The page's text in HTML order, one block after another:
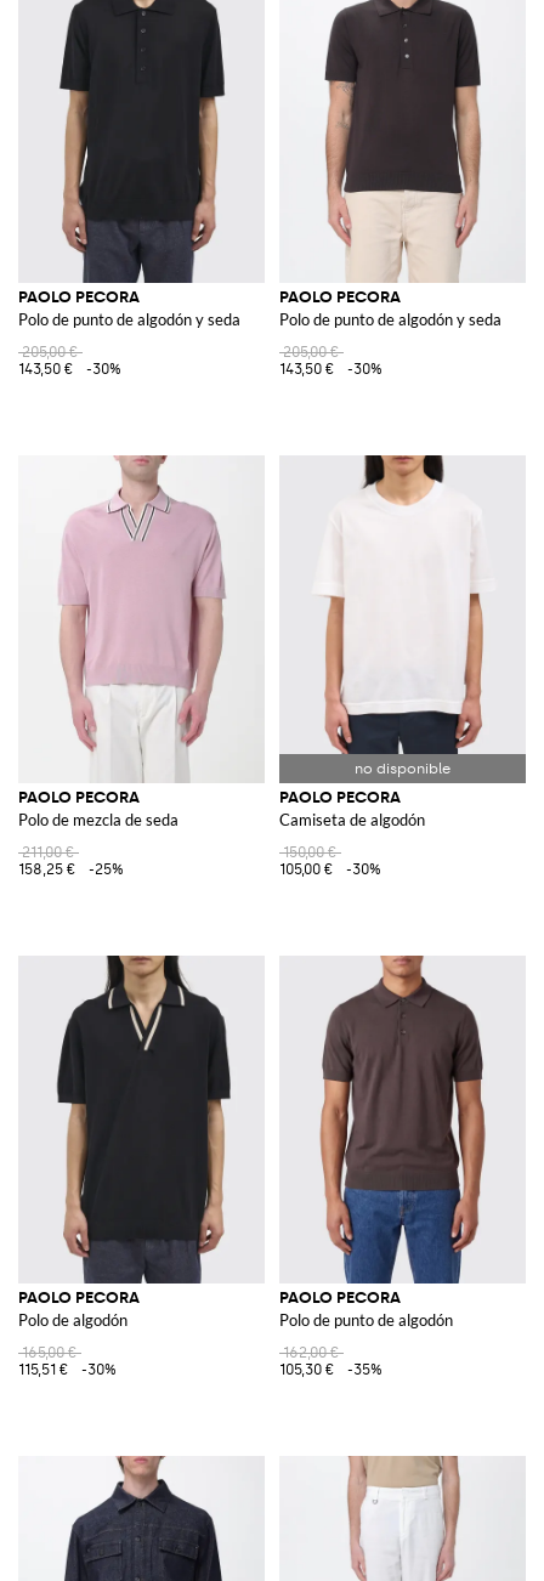
PAOLO PECORA
Polo de punto de algodón y seda
205,00 €
143,50 €
-30%
PAOLO PECORA
Polo de punto de algodón y seda
205,00 €
143,50 €
-30%
PAOLO PECORA
Polo de mezcla de seda
211,00 €
158,25 €
-25%
PAOLO PECORA
Camiseta de algodón
150,00 €
105,00 €
-30%
PAOLO PECORA
Polo de algodón
165,00 €
115,51 €
-30%
PAOLO PECORA
Polo de punto de algodón
162,00 €
105,30 €
-35%